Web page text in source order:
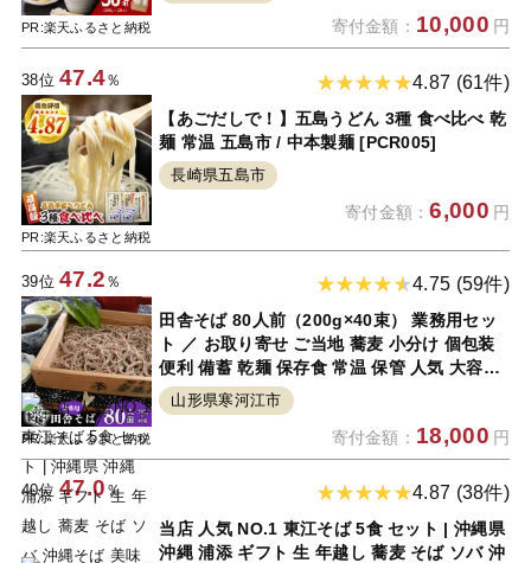
PR:楽天ふるさと納税
装 大容量 業務用 お取り寄せ 送料無料 【 山
寄付金額： 10,000 円
38位47.4％
PR:楽天ふるさと納税
4.87 (61件)
【あごだしで！】五島うどん 3種 食べ比べ 乾
麺 常温 五島市 / 中本製麺 [PCR005]
長崎県五島市
寄付金額：6,000 円
39位47.2 ％
PR:楽天ふるさと納税
4.75 (59件)
田舎そば 80人前（200g×40束） 業務用セッ
ト ／ お取り寄せ ご当地 蕎麦 小分け 個包装
便利 備蓄 乾麺 保存食 常温 保管 人気 大容量
お昼ご飯 昼食 夕食 夜食 東北 山形 国内製造
安孫子製麺 ふるさと納税 コスパ
山形県寒河江市
寄付金額： 18,000 円
40位47.0 ％ 4.87 (38件)
当店 人気 NO.1 東江そば 5食 セット | 沖縄県
沖縄 浦添 ギフト 生 年越し 蕎麦 そば ソバ 沖